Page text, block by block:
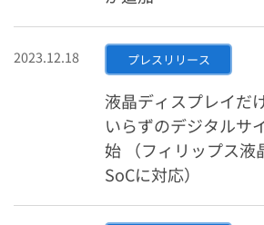
2023.12.18 プレスリリース
液晶ディスプレイだ
いらずのデジタルサ
始 （フィリップス液
SoCに対応）